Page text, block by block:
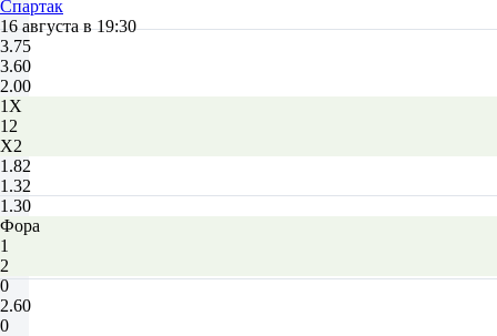
Спартак
16 августа в 19:30
3.75
3.60
2.00
1X
12
X2
1.82
1.32
1.30
Фора
1
2
0
2.60
0